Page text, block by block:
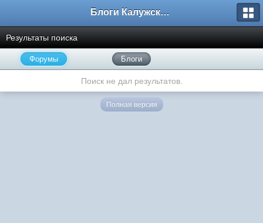
Блоги Калужского перекрестка
Результаты поиска
Форумы Блоги
Поиск не дал результатов.
Полная версия